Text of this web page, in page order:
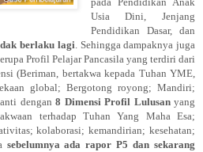
Usia Dini, Jenjang
Pendidikan Dasar, dan
berlaku lagi. Sehingga dampaknya juga
Profil Pelajar Pancasila yang terdiri dari
(Beriman, bertakwa kepada Tuhan YME,
global; Bergotong royong; Mandiri;
dengan 8 Dimensi Profil Lulusanyang
terhadap Tuhan Yang Maha Esa;
kolaborasi; kemandirian; kesehatan;
sebelumnya ada rapor P5 dan sekarang